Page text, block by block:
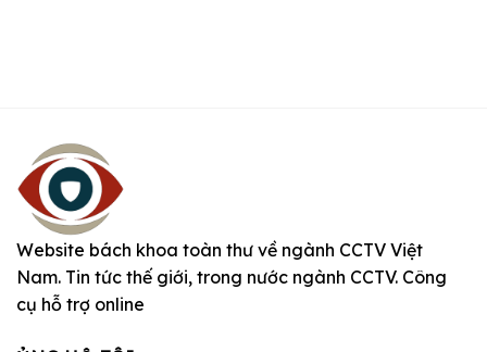
Website bách khoa toàn thư về ngành CCTV Việt
Nam. Tin tức thế giới, trong nước ngành CCTV. Công
cụ hỗ trợ online